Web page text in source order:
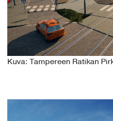
Kuva: Tampereen Ratikan